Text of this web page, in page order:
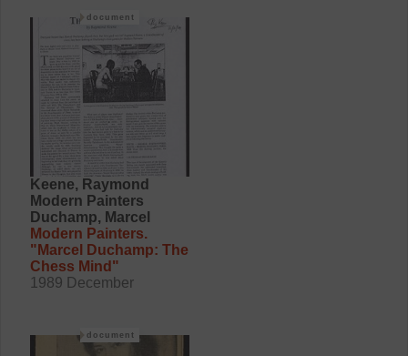
Keene, Raymond
Modern Painters
Duchamp, Marcel
Modern Painters.
"Marcel Duchamp: The
Chess Mind"
1989 December
document
document